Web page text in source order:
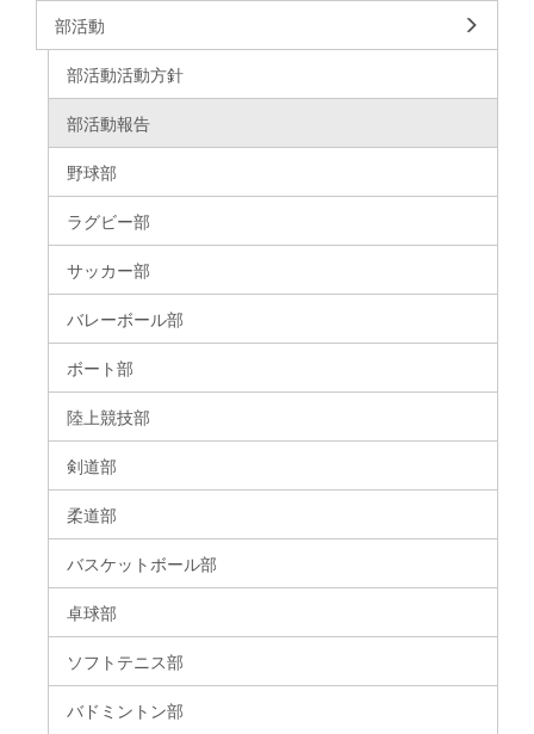
部活動
部活動活動方針
部活動報告
野球部
ラグビー部
サッカー部
バレーボール部
ボート部
陸上競技部
剣道部
柔道部
バスケットボール部
卓球部
ソフトテニス部
バドミントン部